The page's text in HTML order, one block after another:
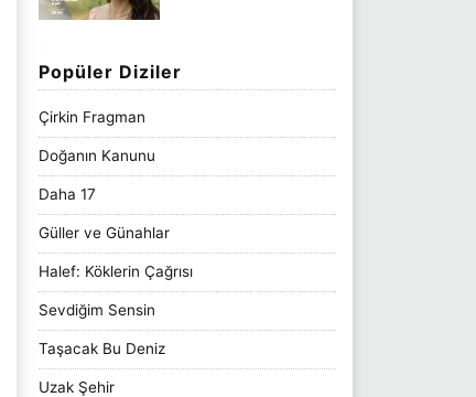
Popüler Diziler
Çirkin Fragman
Doğanın Kanunu
Daha 17
Güller ve Günahlar
Halef: Köklerin Çağrısı
Sevdiğim Sensin
Taşacak Bu Deniz
Uzak Şehir